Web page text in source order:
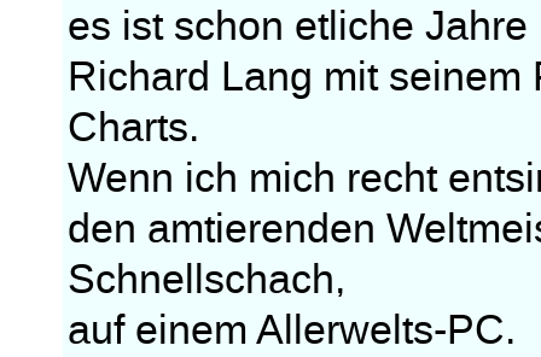
es ist schon etliche
Richard Lang mit
Charts.
Wenn ich mich recht
den amtierenden
Schnellschach,
auf einem Allerwelts-PC.